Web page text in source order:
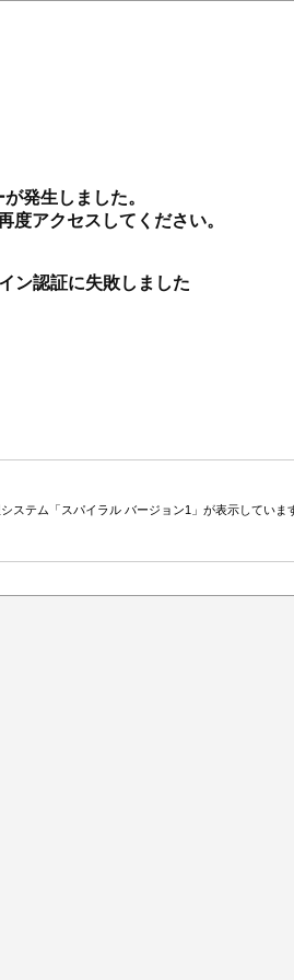
発生しました。
度アクセスしてください。
ン認証に失敗しました
ステム「スパイラル バージョン1」が表示していま